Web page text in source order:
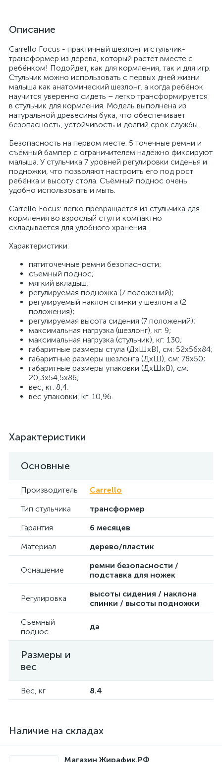
Описание
Carrello Focus - практичный шезлонг и стульчик-
трансформер из дерева, который растёт вместе с
ребёнком! Подойдет, как для кормления, так и для игр.
Стульчик можно использовать с первых дней жизни
малыша как анатомический шезлонг, а когда ребёнок
научится уверенно сидеть – легко трансформируется
в стульчик для кормления. Модель выполнена из
натуральной древесины бука, что обеспечивает
безопасность, устойчивость и долгий срок службы.
Безопасность на первом месте: 5 точечные ремни и
съёмный бампер с ограничителем надёжно фиксируют
малыша. У стульчика 7 уровней регулировки сиденья и
подножки, что позволяют настроить его под рост
ребёнка и высоту стола. Съёмный поднос очень
удобно использовать и мыть.
Carrello Focus: легко превращается из стульчика для
кормления во взрослый стул и компактно
складывается для удобного хранения.
Характеристики:
пятиточечные ремни безопасности;
съемный поднос;
мягкий вкладыш;
регулируемая подножка (7 положений);
регулируемый наклон спинки у шезлонга (2
положения);
регулируемая высота сидения (7 положений);
максимальная нагрузка (шезлонг), кг: 9;
максимальная нагрузка (стульчик), кг: 130;
габаритные размеры стула (ДхШхВ), см: 52х56х84;
габаритные размеры шезлонга (ДхШ), см: 78х50;
габаритные размеры упаковки (ДхШхВ), см:
20,3х54,5х86;
вес, кг: 8,4;
вес упаковки, кг: 10,96.
Характеристики
Основные
Производитель
Carrello
Тип стульчика
трансформер
Гарантия
6 месяцев
Материал
дерево/пластик
Оснащение
ремни безопасности /
подставка для ножек
Регулировка
высоты сидения / наклона
спинки / высоты подножки
Съемный
поднос
да
Размеры и
вес
Вес, кг 8.4
Наличие на складах
Магазин Жирафик.РФ